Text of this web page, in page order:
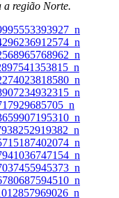
a região Norte.